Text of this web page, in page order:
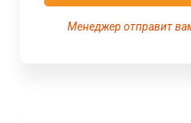
Менеджер отправит